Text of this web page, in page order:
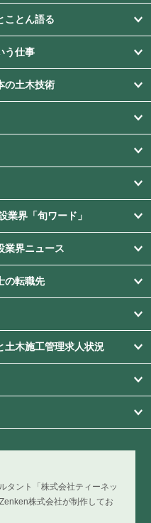
ことん語る
う仕事
の土木技術
業界「旬ワード」
業界ニュース
の転職先
土木施工管理求人状況
タント「株式会社ティーネッ
株式会社が制作してお